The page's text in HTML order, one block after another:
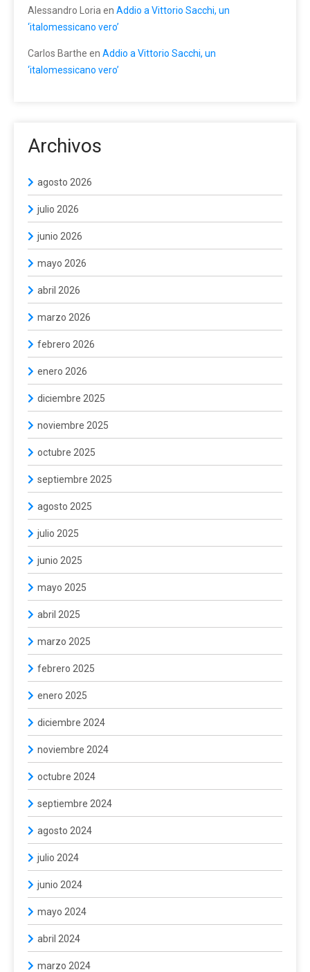
Alessandro Loria en Addio a Vittorio Sacchi, un
‘italomessicano vero’
Carlos Barthe en Addio a Vittorio Sacchi, un
‘italomessicano vero’
Archivos
agosto 2026
julio 2026
junio 2026
mayo 2026
abril 2026
marzo 2026
febrero 2026
enero 2026
diciembre 2025
noviembre 2025
octubre 2025
septiembre 2025
agosto 2025
julio 2025
junio 2025
mayo 2025
abril 2025
marzo 2025
febrero 2025
enero 2025
diciembre 2024
noviembre 2024
octubre 2024
septiembre 2024
agosto 2024
julio 2024
junio 2024
mayo 2024
abril 2024
marzo 2024